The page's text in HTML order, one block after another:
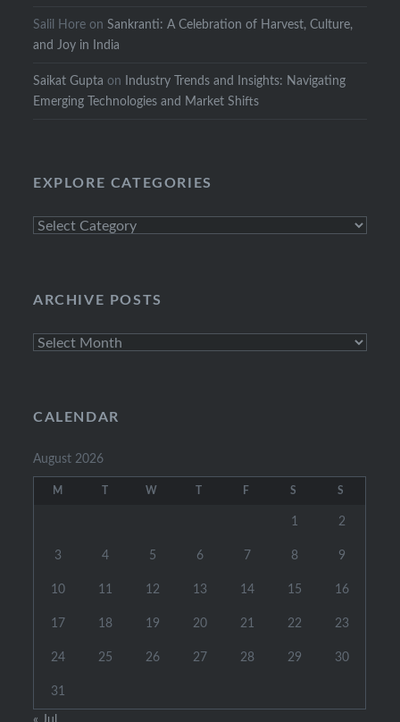
Salil Hore onSankranti: A Celebration of Harvest, Culture,
and Joy in India
Saikat Gupta on
Industry Trends and Insights: Navigating
Emerging Technologies and Market Shifts
EXPLORE CATEGORIES
Explore
ARCHIVE POSTS
Archive
CALENDAR
August 2026
M W F S S
1 2
3 4 5 6 7 8 9
10 11 12 13 14 15 16
17 18 19 20 21 22 23
24 25 26 27 28 29 30
31